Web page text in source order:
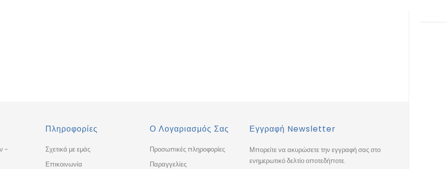
-
Πληροφορίες
Σχετικά με εμάς
Επικοινωνία
Ο Λογαριασμός Σας
Προσωπικές πληροφορίες
Παραγγελίες
Εγγραφή Newsletter
Μπορείτε να ακυρώσετε την εγγραφή σας στο
ενημερωτικό δελτίο οποτεδήποτε.